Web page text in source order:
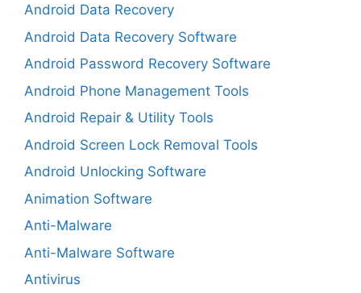
Android Data Recovery
Android Data Recovery Software
Android Password Recovery Software
Android Phone Management Tools
Android Repair & Utility Tools
Android Screen Lock Removal Tools
Android Unlocking Software
Animation Software
Anti-Malware
Anti-Malware Software
Antivirus